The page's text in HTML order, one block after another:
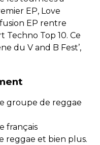
EP, Love
EP rentre
Top 10. Ce
du V and B Fest’,
groupe de reggae
français
reggae et bien plus.